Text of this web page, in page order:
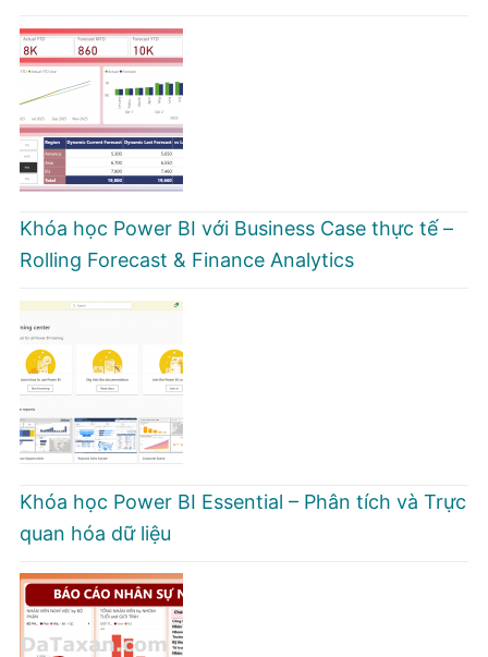
Khóa học Power BI với Business Case thực tế –
Rolling Forecast & Finance Analytics
Khóa học Power BI Essential – Phân tích và Trực
quan hóa dữ liệu